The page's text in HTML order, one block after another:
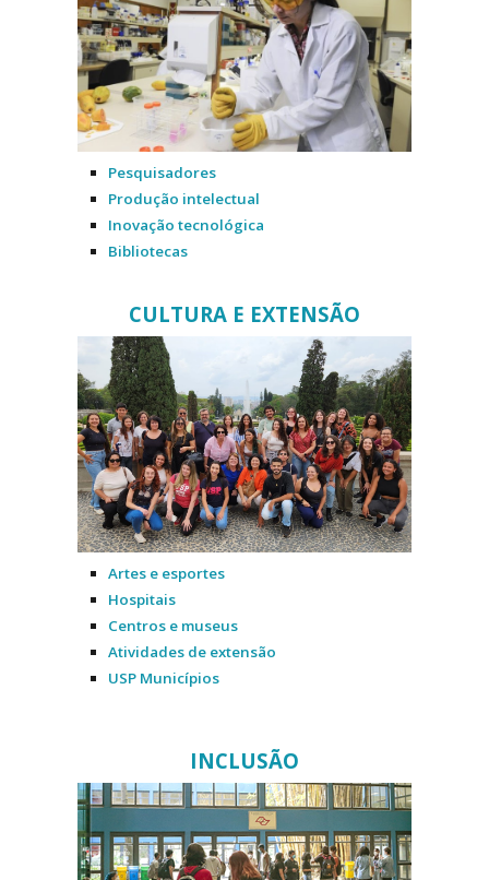
Pesquisadores
Produção intelectual
Inovação tecnológica
Bibliotecas
CULTURA E EXTENSÃO
Artes e esportes
Hospitais
Centros e museus
Atividades de extensão
USP Municípios
INCLUSÃO